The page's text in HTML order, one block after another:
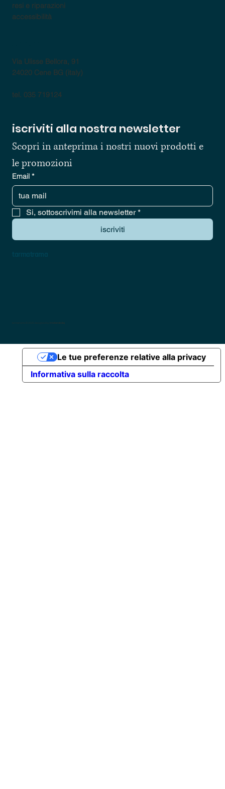
resi e riparazioni
accessibilità
Via Ulisse Bellora, 91
24020 Cene BG (italy)
tel. 035 719124
iscriviti alla nostra newsletter
Scopri in anteprima i nostri nuovi prodotti e
le promozioni
Email *
Si, sottoscrivimi alla newsletter *
iscriviti
kristiandodaj
Informativa sulla raccolta
Le tue preferenze relative alla privacy